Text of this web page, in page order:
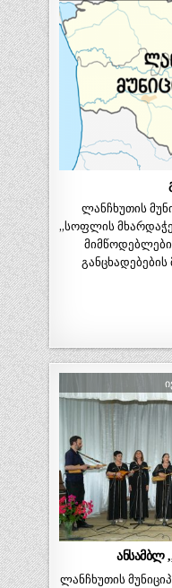
ლანჩხუთის
„სოფლის
ანსამბლ
ლანჩხუთის